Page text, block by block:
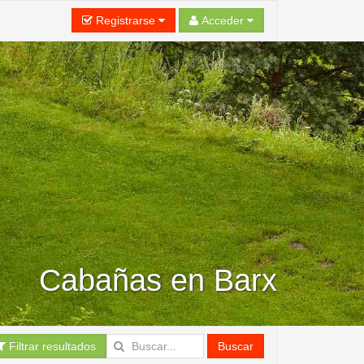
Registrarse Acceder
Cabañas en Barx
Filtrar resultados Buscar